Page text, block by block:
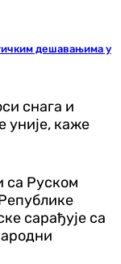
дешавањима у
снага и
уније, каже
са Руском
сарађује са